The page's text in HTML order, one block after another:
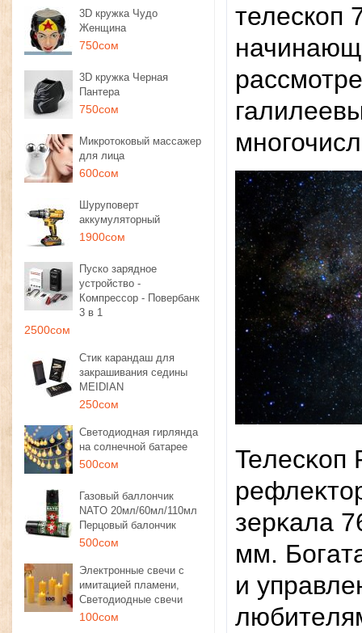
3D кружка Чудо
Женщина
750сом
3D кружка Черная
Пантера
750сом
Микротоковый массажер
для лица
600сом
Шуруповерт
аккумуляторный
1900сом
Пуско зарядное
устройство -
Компрессор - Повербанк
3 в 1
2500сом
Стик карандаш для
закрашивания седины
MEIDIAN
250сом
Светодиодная гирлянда
на солнечной батарее
500сом
Газовый баллончик
NATO 20мл/60мл/110мл
Перцовый балончик
500сом
Электронные свечи с
имитацией пламени,
Светодиодные свечи
100сом
телескоп
Teлecĸoп
зepĸaлa
мм.
и